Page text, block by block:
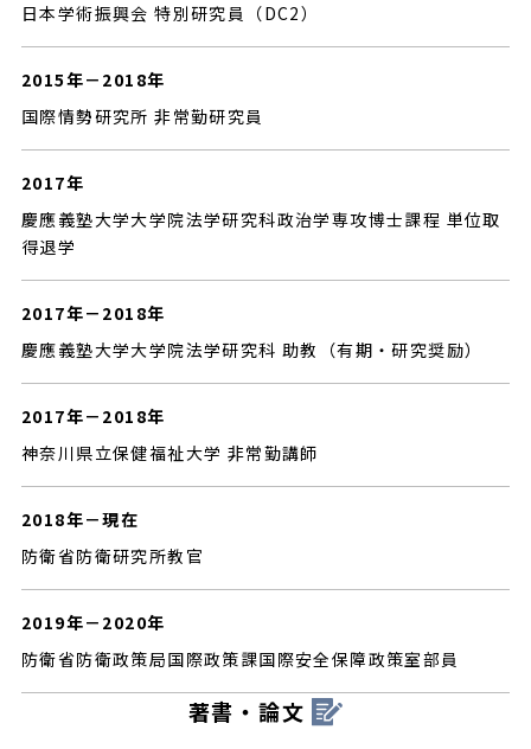
日本学術振興会 特別研究員（DC2）
2015年－2018年
国際情勢研究所 非常勤研究員
2017年
慶應義塾大学大学院法学研究科政治学専攻博士課程 単位取
得退学
2017年－2018年
慶應義塾大学大学院法学研究科 助教（有期・研究奨励）
2017年－2018年
神奈川県立保健福祉大学 非常勤講師
2018年－現在
防衛省防衛研究所教官
2019年－2020年
防衛省防衛政策局国際政策課国際安全保障政策室部員
著書・論文